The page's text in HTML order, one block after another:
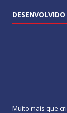
Muito mais que